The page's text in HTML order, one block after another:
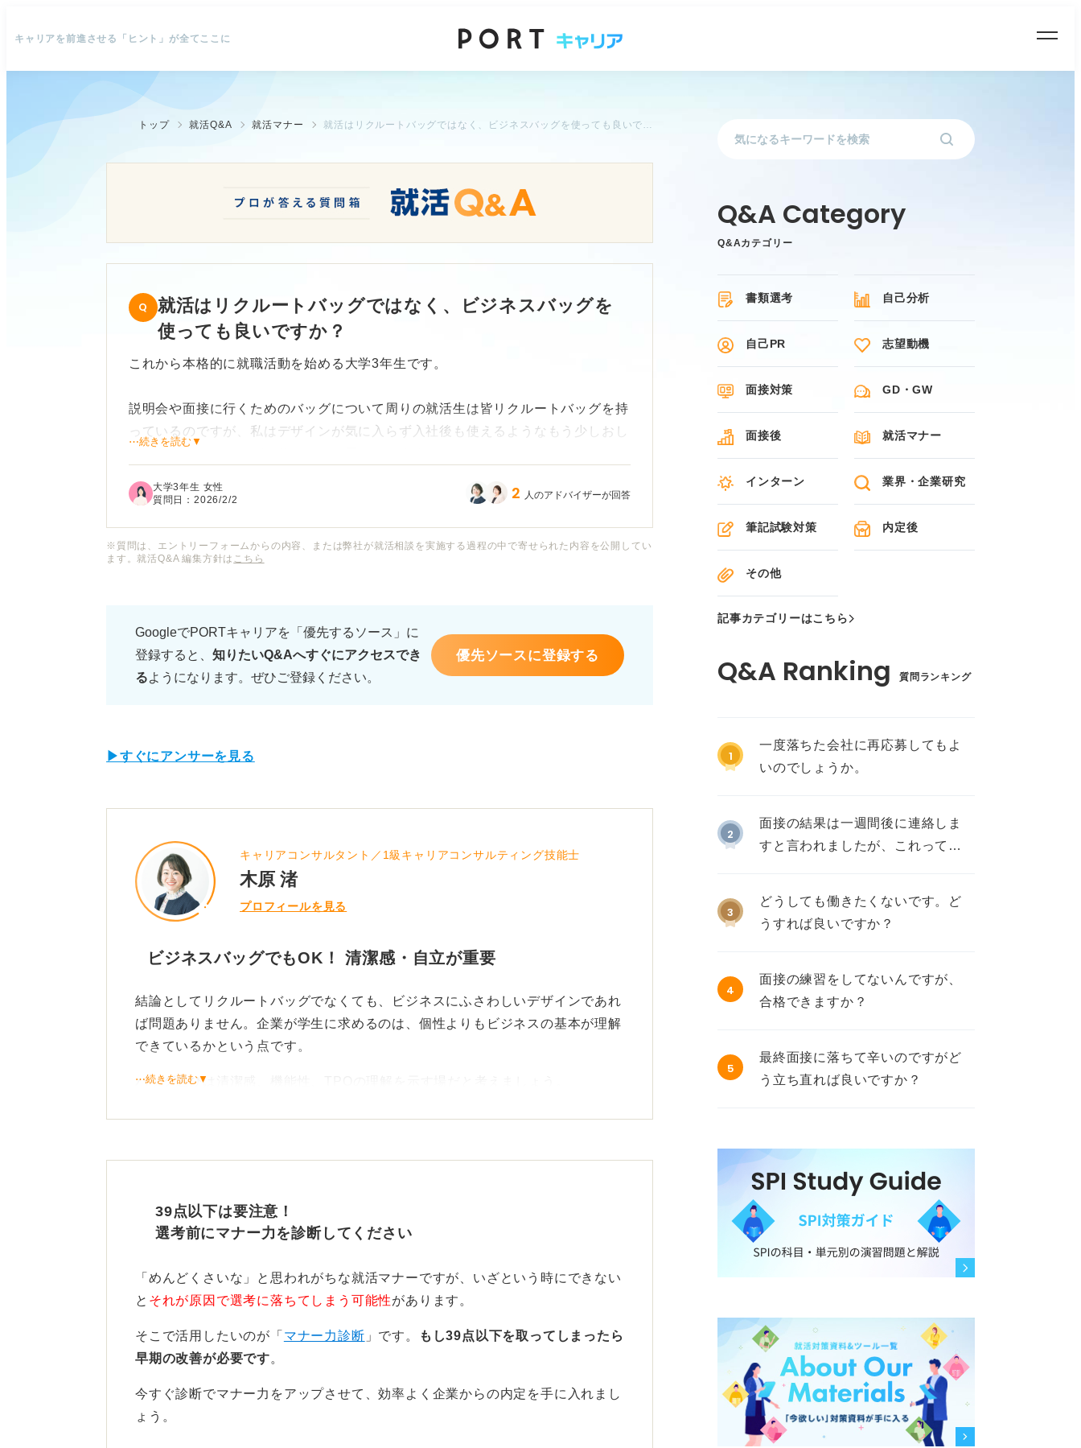
キャリアを前進させる「ヒント」が全てここに
トップ 就活Q&A 就活マナー 就活はリクルートバッグではなく、ビジネスバッグを使っても良いですか？
就活はリクルートバッグではなく、ビジネスバッグを
使っても良いですか？
これから本格的に就職活動を始める大学3年生です。
説明会や面接に行くためのバッグについて周りの就活生は皆リクルートバッグを持
っているのですが、私はデザインが気に入らず入社後も使えるようなもう少しおし
しかし「リクルートバッグでないとマナー違反」という意見を聞いて、変に目立っ
われるような業界を志望しているので不安です。
⋯続きを読む▼
大学3年生 女性
質問日：2026/2/2 2 人のアドバイザーが回答
※質問は、エントリーフォームからの内容、または弊社が就活相談を実施する過程の中で寄せられた内容を公開してい
ます。就活Q&A 編集方針は こちら
GoogleでPORTキャリアを「優先するソース」に
登録すると、 知りたいQ&Aへすぐにアクセスでき
るようになります。ぜひご登録ください。
優先ソースに登録する
▶すぐにアンサーを見る
キャリアコンサルタント／1級キャリアコンサルティング技能士
木原 渚
プロフィールを見る
ビジネスバッグでもOK！ 清潔感・自立が重要
結論としてリクルートバッグでなくても、ビジネスにふさわしいデザインであれ
ば問題ありません。企業が学生に求めるのは、個性よりもビジネスの基本が理解
できているかという点です。
バッグ選びは清潔感、機能性、TPOの理解を示す場だと考えましょう。
意識すべきポイントとしてデザインはシンプルで落ち着いたものが良く派手なブ
A4が入るか確認しよう！ 堅い業界は無難な選択が吉
面接や説明会で床に置いたときに倒れてしまうバッグは雑な印象を与えてしまう
ので、しっかり自立する固めの素材がおすすめです。
機能性としては、A4書類が無理なく入り、ファスナーで完全に閉まること（雨
対策）も大事なポイントです。
リクルートバッグは、軽量で整理しやすい構造になっているため便利です。
⋯続きを読む▼
39点以下は要注意！
選考前にマナー力を診断してください
「めんどくさいな」と思われがちな就活マナーですが、いざという時にできない
と それが原因で選考に落ちてしまう可能性があります。
そこで活用したいのが「 マナー力診断 」です。
もし39点以下を取ってしまったら
早期の改善が必要です。
今すぐ診断でマナー力をアップさせて、効率よく企業からの内定を手に入れまし
ょう。
Q&Aカテゴリー
書類選考 自己分析
自己PR 志望動機
面接対策 GD・GW
面接後 就活マナー
インターン 業界・企業研究
筆記試験対策 内定後
その他
記事カテゴリーはこちら
質問ランキング
1
一度落ちた会社に再応募してもよ
いのでしょうか。
2
面接の結果は一週間後に連絡しま
すと言われましたが、これって不
3
どうしても働きたくないです。ど
うすれば良いですか？
4
面接の練習をしてないんですが、
合格できますか？
5
最終面接に落ちて辛いのですがど
う立ち直れば良いですか？